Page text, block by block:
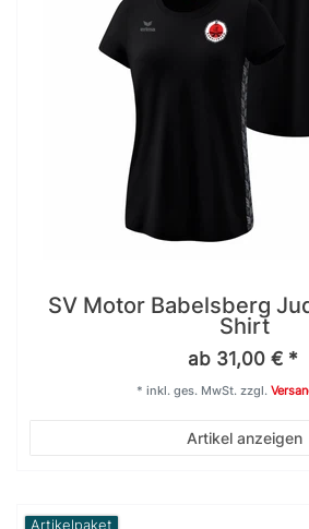
SV Motor Babelsberg
Shirt
ab 31,00 € *
Artikel anzeigen
* inkl. ges. MwSt.zzgl.
Artikelpaket